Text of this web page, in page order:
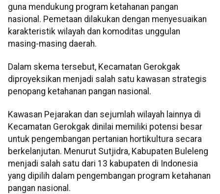
guna mendukung program ketahanan pangan
nasional. Pemetaan dilakukan dengan menyesuaikan
karakteristik wilayah dan komoditas unggulan
masing-masing daerah.
Dalam skema tersebut, Kecamatan Gerokgak
diproyeksikan menjadi salah satu kawasan strategis
penopang ketahanan pangan nasional.
Kawasan Pejarakan dan sejumlah wilayah lainnya di
Kecamatan Gerokgak dinilai memiliki potensi besar
untuk pengembangan pertanian hortikultura secara
berkelanjutan. Menurut Sutjidra, Kabupaten Buleleng
menjadi salah satu dari 13 kabupaten di Indonesia
yang dipilih dalam pengembangan program ketahanan
pangan nasional.